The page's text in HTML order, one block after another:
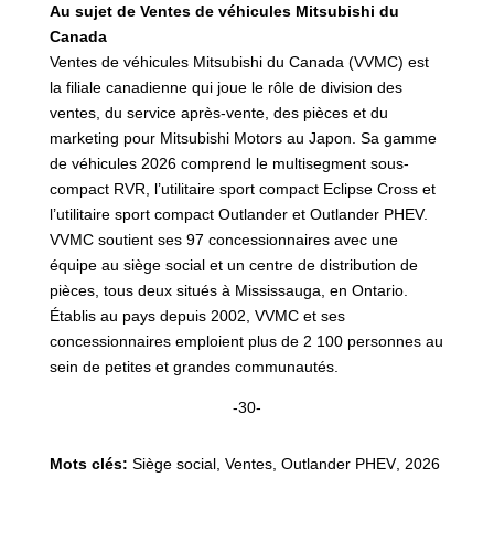
Au sujet de Ventes de véhicules Mitsubishi du
Canada
Ventes de véhicules Mitsubishi du Canada (VVMC) est
la filiale canadienne qui joue le rôle de division des
ventes, du service après-vente, des pièces et du
marketing pour Mitsubishi Motors au Japon. Sa gamme
de véhicules 2026 comprend le multisegment sous-
compact RVR, l’utilitaire sport compact Eclipse Cross et
l’utilitaire sport compact Outlander et Outlander PHEV.
VVMC soutient ses 97 concessionnaires avec une
équipe au siège social et un centre de distribution de
pièces, tous deux situés à Mississauga, en Ontario.
Établis au pays depuis 2002, VVMC et ses
concessionnaires emploient plus de 2 100 personnes au
sein de petites et grandes communautés.
-30-
Mots clés: Siège social, Ventes, Outlander PHEV, 2026